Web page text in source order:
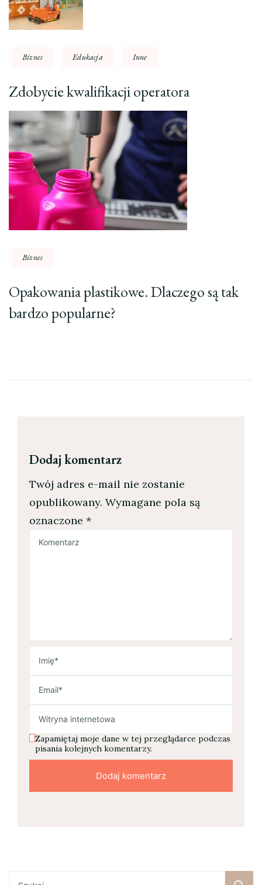
Biznes Edukacja Inne
Zdobycie kwalifikacji operatora
Biznes
Opakowania plastikowe. Dlaczego są tak
bardzo popularne?
Dodaj komentarz
Twój adres e-mail nie zostanie
opublikowany. Wymagane pola są
oznaczone *
Zapamiętaj moje dane w tej przeglądarce podczas
pisania kolejnych komentarzy.